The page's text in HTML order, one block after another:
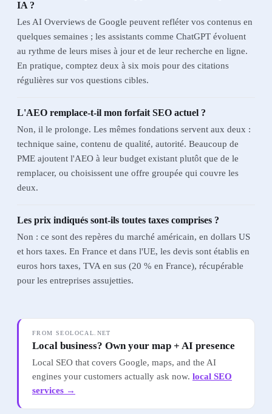
IA ?
Les AI Overviews de Google peuvent refléter vos contenus en
quelques semaines ; les assistants comme ChatGPT évoluent
au rythme de leurs mises à jour et de leur recherche en ligne.
En pratique, comptez deux à six mois pour des citations
régulières sur vos questions cibles.
L'AEO remplace-t-il mon forfait SEO actuel ?
Non, il le prolonge. Les mêmes fondations servent aux deux :
technique saine, contenu de qualité, autorité. Beaucoup de
PME ajoutent l'AEO à leur budget existant plutôt que de le
remplacer, ou choisissent une offre groupée qui couvre les
deux.
Les prix indiqués sont-ils toutes taxes comprises ?
Non : ce sont des repères du marché américain, en dollars US
et hors taxes. En France et dans l'UE, les devis sont établis en
euros hors taxes, TVA en sus (20 % en France), récupérable
pour les entreprises assujetties.
FROM SEOLOCAL.NET
Local business? Own your map + AI presence
Local SEO that covers Google, maps, and the AI
engines your customers actually ask now. local SEO
services →